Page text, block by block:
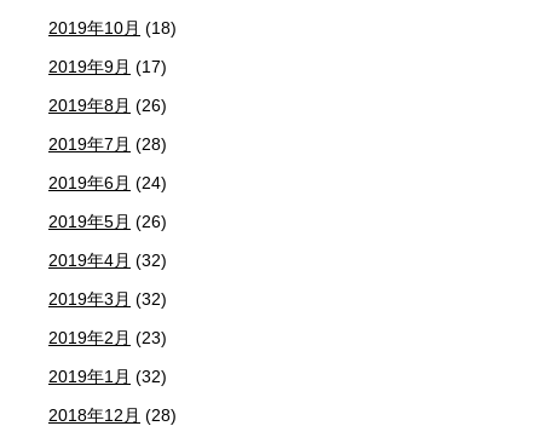
2019年10月 (18)
2019年9月 (17)
2019年8月 (26)
2019年7月 (28)
2019年6月 (24)
2019年5月 (26)
2019年4月 (32)
2019年3月 (32)
2019年2月 (23)
2019年1月 (32)
2018年12月 (28)